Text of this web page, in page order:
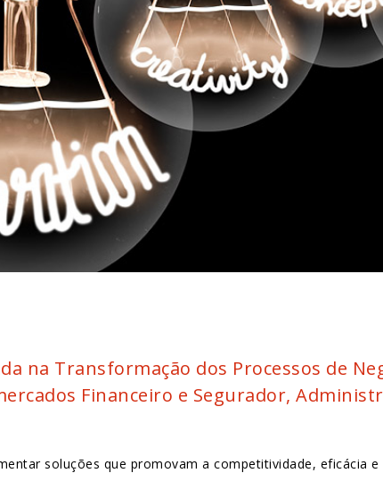
na Transformação dos Processos de
Financeiro e Segurador,
soluções que promovam a competitividade, eficácia